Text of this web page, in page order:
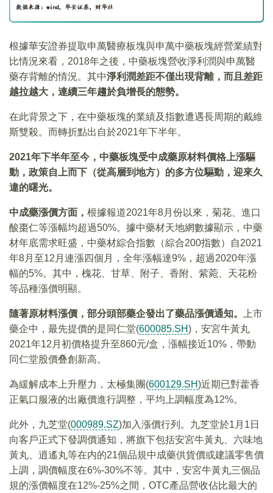
根據華安證券提取申萬醫療板塊與申萬中藥板塊經營業績對
比情況來看，2018年之後，中藥板塊營收淨利潤與申萬醫
藥存背離的情況。其中淨利潤差距不僅出現背離，而且差距
越拉越大，連續三年趨於負增長的態勢。
在此背景之下，在中藥板塊的業績及指數遭遇長周期的戴維
斯雙殺。而轉折點出自於2021年下半年。
2021年下半年至今，中藥板塊受中成藥原材料價格上漲驅
動，政策自上而下（從高層到地方）的多方位驅動，迎來久
違的曙光。
中成藥漲價方面， 根據報道2021年8月份以來，菊花、進口
酸棗仁等漲幅均超過50%。據中藥材天地網數據顯示，中藥
材年底需求旺盛，中藥材綜合指數（綜合200指數）自2021
年8月至12月連漲四個月，全年漲幅達9%，超過2020年漲
幅的5%。其中，槐花、甘草、附子、香附、紫菀、天花粉
等品種漲價明顯。
隨著原材料漲價，部分頭部藥企發出了藥品漲價通知。 上市
藥企中，最先提價的是同仁堂(600085.SH )，安宮牛黃丸
2021年12月初價格提升至860元/盒，漲幅接近10%，帶動
同仁堂股價叠創新高。
為緩解成本上升壓力，太極集團(600129.SH )近期已對藿香
正氣口服液的出廠價進行調整，平均上調幅度為12%。
此外，九芝堂(000989.SZ)加入漲價行列。九芝堂於1月1日
向客戶正式下發調價通知，將旗下包括安宮牛黃丸、六味地
黃丸、逍遙丸等在内的21個品規中成藥供貨價或建議零售價
上調，調價幅度在6%-30%不等。其中，安宮牛黃丸三個品
規的漲價幅度在12%-25%之間，OTC產品營收佔比最大的